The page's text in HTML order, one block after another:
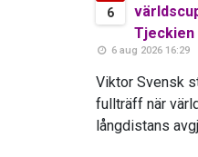
6
Tjeckien
6 aug 2026 16:29
Viktor Svensk
fullträff när
långdistans